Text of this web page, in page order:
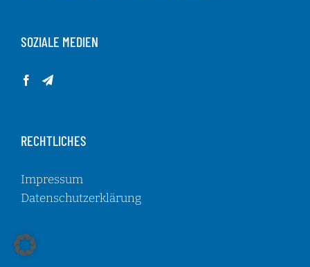
SOZIALE MEDIEN
RECHTLICHES
Impressum
Datenschutzerklärung